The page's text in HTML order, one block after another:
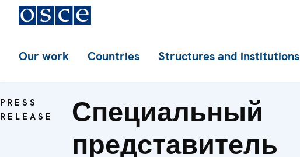
Our work Countries Structures and institutions
PRESS
RELEASE
Специальный
представитель